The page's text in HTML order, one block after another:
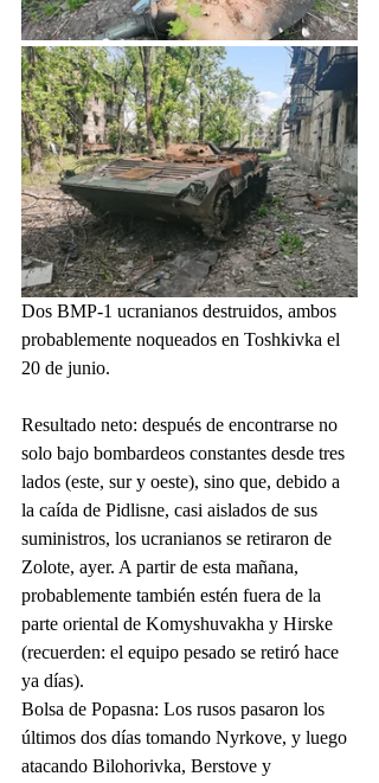
Dos BMP-1 ucranianos destruidos, ambos
probablemente noqueados en Toshkivka el
20 de junio.
Resultado neto: después de encontrarse no
solo bajo bombardeos constantes desde tres
lados (este, sur y oeste), sino que, debido a
la caída de Pidlisne, casi aislados de sus
suministros, los ucranianos se retiraron de
Zolote, ayer. A partir de esta mañana,
probablemente también estén fuera de la
parte oriental de Komyshuvakha y Hirske
(recuerden: el equipo pesado se retiró hace
ya días).
Bolsa de Popasna: Los rusos pasaron los
últimos dos días tomando Nyrkove, y luego
atacando Bilohorivka, Berstove y